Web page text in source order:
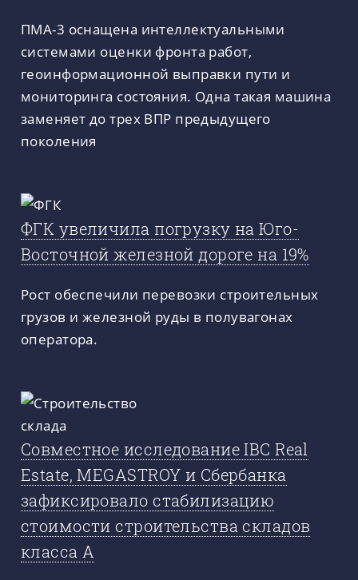
ПМА-3 оснащена интеллектуальными
системами оценки фронта работ,
геоинформационной выправки пути и
мониторинга состояния. Одна такая машина
заменяет до трех ВПР предыдущего
поколения
ФГК увеличила погрузку на Юго-
Восточной железной дороге на 19%
Рост обеспечили перевозки строительных
грузов и железной руды в полувагонах
оператора.
Совместное исследование IBC Real
Estate, MEGASTROY и Сбербанка
зафиксировало стабилизацию
стоимости строительства складов
класса А